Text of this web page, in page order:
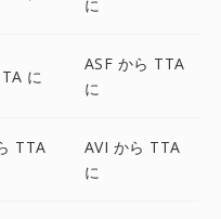
に
に
ASF から TTA
に
TTA
AVI から TTA
に